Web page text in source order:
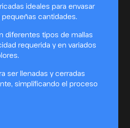
ideales para envasar
cantidades.
diferentes tipos de mallas
requerida y en variados
ser llenadas y cerradas
simplificando el proceso